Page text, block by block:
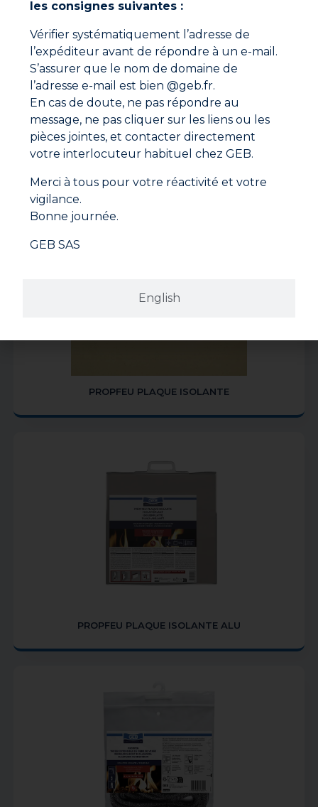
PROPFEU NETTOYANT VITRE D’INSERT
PROPFEU PLAQUE ISOLANTE
PROPFEU PLAQUE ISOLANTE ALU
English
les consignes suivantes :
Vérifier systématiquement l’adresse de
l’expéditeur avant de répondre à un e-mail.
S’assurer que le nom de domaine de
l’adresse e-mail est bien @geb.fr.
En cas de doute, ne pas répondre au
message, ne pas cliquer sur les liens ou les
pièces jointes, et contacter directement
votre interlocuteur habituel chez GEB.
Merci à tous pour votre réactivité et votre
vigilance.
Bonne journée.
GEB SAS